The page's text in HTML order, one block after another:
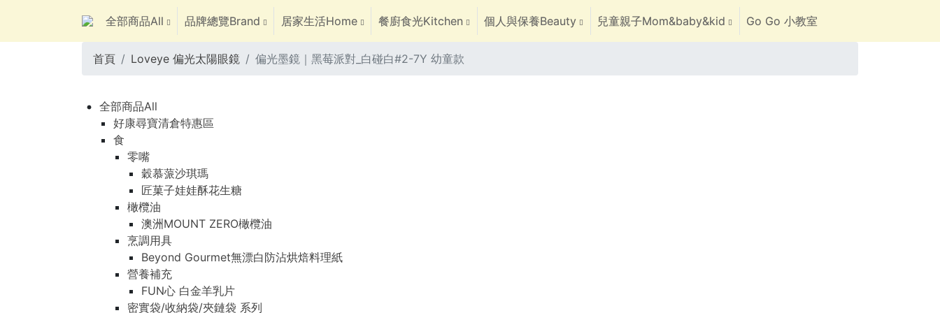
全部商品All 品牌總覽Brand 居家生活Home 餐廚食光Kitchen 個人與保養Beauty 兒童親子Mom&baby&kid Go Go 小教室
首頁 Loveye 偏光太陽眼鏡 偏光墨鏡｜黑莓派對_白碰白#2-7Y 幼童款
全部商品All
好康尋寶清倉特惠區
食
零嘴
穀慕蒎沙琪瑪
匠菓子娃娃酥花生糖
橄欖油
澳洲MOUNT ZERO橄欖油
烹調用具
Beyond Gourmet無漂白防沾烘焙料理紙
營養補充
FUN心 白金羊乳片
密實袋/收納袋/夾鏈袋 系列